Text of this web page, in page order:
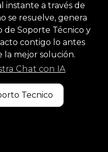
instante a través de
se resuelve, genera
de Soporte Técnico y
contigo lo antes
la mejor solución.
Chat con IA
Tecnico